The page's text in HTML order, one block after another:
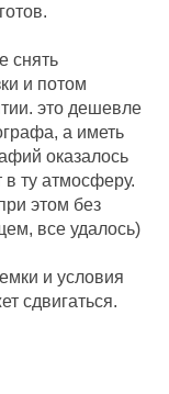
снять
и потом
это дешевле
а иметь
оказалось
в ту атмосферу.
этом без
все удалось)
и условия
сдвигаться.